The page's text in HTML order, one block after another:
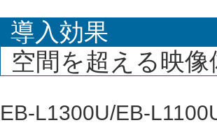
導入効果
空間を超える映像
EB-L1300U/EB-